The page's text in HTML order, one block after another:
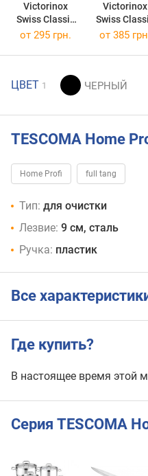
Victorinox
Swiss Classic
6.7606.L119
Victorinox
Swiss
6.7632.C1
от 295 грн. от 385
ЦВЕТ 1
TESCOMA Home
Home Profi full tang
Тип: для очистки
Лезвие: 9 см, сталь
Ручка: пластик
Все
Где купить?
В настоящее время этой
Серия TESCOMA